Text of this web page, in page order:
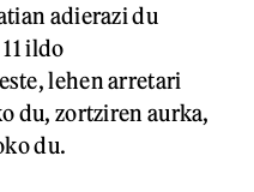
adierazi du
ildo
lehen arretari
du, zortziren aurka,
du.